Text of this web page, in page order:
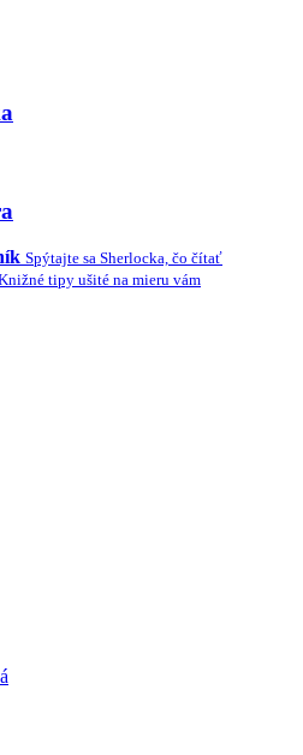
Spýtajte sa Sherlocka, čo čítať
tipy ušité na mieru vám